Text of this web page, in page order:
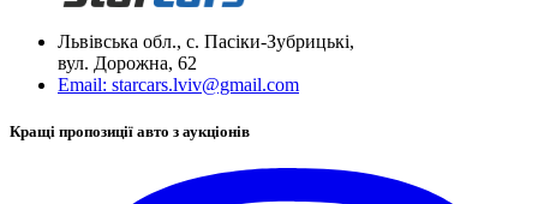
Львівська обл., с. Пасіки-Зубрицькі,
вул. Дорожна, 62
Email: starcars.lviv@gmail.com
Кращі пропозиції авто з аукціонів